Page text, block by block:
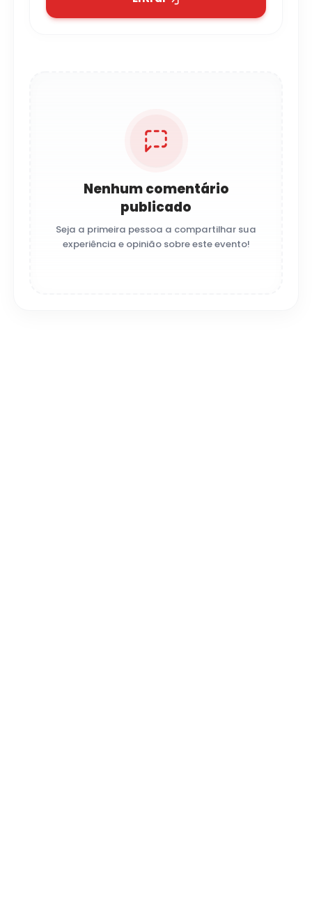
Nenhum comentário
publicado
Seja a primeira pessoa a compartilhar sua
experiência e opinião sobre este evento!